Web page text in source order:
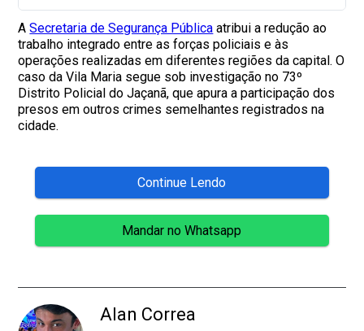
ASecretaria de Segurança Pública atribui a redução ao
trabalho integrado entre as forças policiais e às
operações realizadas em diferentes regiões da capital. O
caso da Vila Maria segue sob investigação no 73º
Distrito Policial do Jaçanã, que apura a participação dos
presos em outros crimes semelhantes registrados na
cidade.
Continue Lendo
Mandar no Whatsapp
Alan Correa